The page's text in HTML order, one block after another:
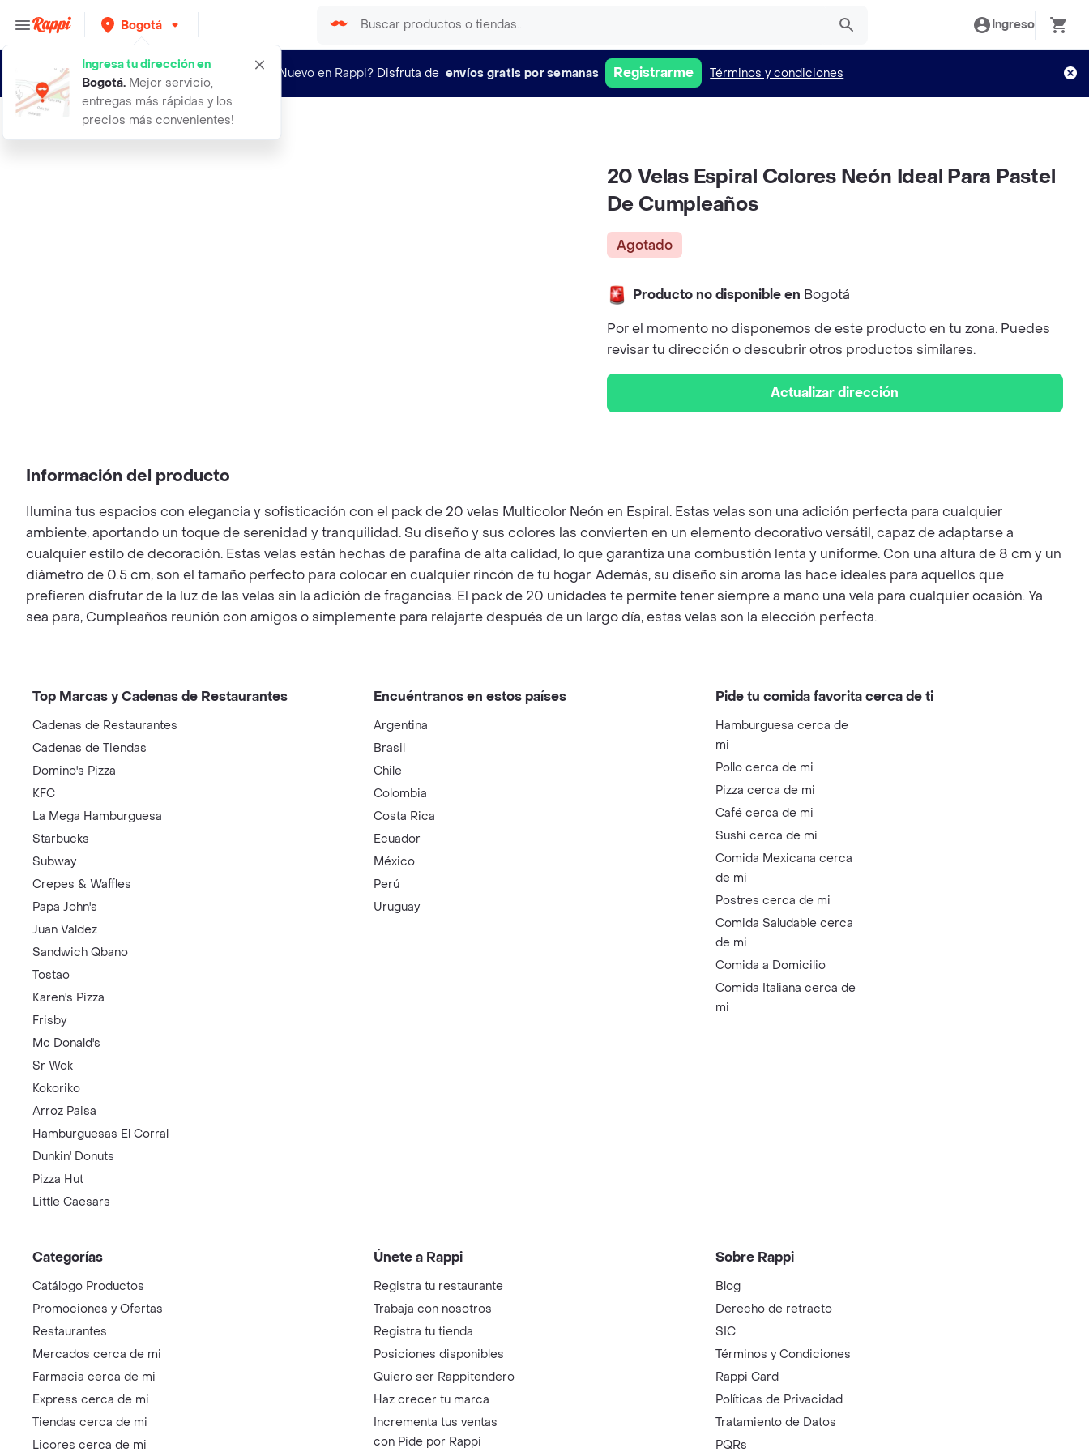
Bogotá
Ingresa tu dirección en
Bogotá. Mejor servicio,
entregas más rápidas y los
precios más convenientes!
Ingreso
¿Nuevo en Rappi? Disfruta de envíos gratis por semanas Registrarme Términos y condiciones
20 velas espiral colores neon ideal
20 Velas Espiral Colores Neón Ideal Para Pastel
De Cumpleaños
Agotado
Producto no disponible en Bogotá
Por el momento no disponemos de este producto en tu zona. Puedes
revisar tu dirección o descubrir otros productos similares.
Actualizar dirección
Información del producto
Ilumina tus espacios con elegancia y sofisticación con el pack de 20 velas Multicolor Neón en Espiral. Estas velas son una adición perfecta para cualquier
ambiente, aportando un toque de serenidad y tranquilidad. Su diseño y sus colores las convierten en un elemento decorativo versátil, capaz de adaptarse a
cualquier estilo de decoración. Estas velas están hechas de parafina de alta calidad, lo que garantiza una combustión lenta y uniforme. Con una altura de 8 cm y un
diámetro de 0.5 cm, son el tamaño perfecto para colocar en cualquier rincón de tu hogar. Además, su diseño sin aroma las hace ideales para aquellos que
prefieren disfrutar de la luz de las velas sin la adición de fragancias. El pack de 20 unidades te permite tener siempre a mano una vela para cualquier ocasión. Ya
sea para, Cumpleaños reunión con amigos o simplemente para relajarte después de un largo día, estas velas son la elección perfecta.
Top Marcas y Cadenas de Restaurantes
Cadenas de Restaurantes
Cadenas de Tiendas
Domino's Pizza
KFC
La Mega Hamburguesa
Starbucks
Subway
Crepes & Waffles
Papa John's
Juan Valdez
Sandwich Qbano
Tostao
Karen's Pizza
Frisby
Mc Donald's
Sr Wok
Kokoriko
Arroz Paisa
Hamburguesas El Corral
Dunkin' Donuts
Pizza Hut
Little Caesars
Encuéntranos en estos países
Argentina
Brasil
Chile
Colombia
Costa Rica
Ecuador
México
Perú
Uruguay
Pide tu comida favorita cerca de ti
Hamburguesa cerca de
mi
Pollo cerca de mi
Pizza cerca de mi
Café cerca de mi
Sushi cerca de mi
Comida Mexicana cerca
de mi
Postres cerca de mi
Comida Saludable cerca
de mi
Comida a Domicilio
Comida Italiana cerca de
mi
Categorías
Catálogo Productos
Promociones y Ofertas
Restaurantes
Mercados cerca de mi
Farmacia cerca de mi
Express cerca de mi
Tiendas cerca de mi
Licores cerca de mi
Únete a Rappi
Registra tu restaurante
Trabaja con nosotros
Registra tu tienda
Posiciones disponibles
Quiero ser Rappitendero
Haz crecer tu marca
Incrementa tus ventas
con Pide por Rappi
Sobre Rappi
Blog
Derecho de retracto
SIC
Términos y Condiciones
Rappi Card
Políticas de Privacidad
Tratamiento de Datos
PQRs